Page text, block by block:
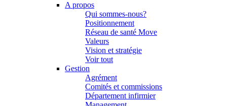
A propos
Qui sommes-nous?
Positionnement
Réseau de santé Move
Valeurs
Vision et stratégie
Voir tout
Gestion
Agrément
Comités et commissions
Département infirmier